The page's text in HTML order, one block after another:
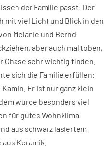
der Familie passt: Der
mit viel Licht und Blick in den
Melanie und Bernd
aber auch mal toben,
Chase sehr wichtig finden.
sich die Familie erfüllen:
Er ist nur ganz klein
wurde besonders viel
für gutes Wohnklima
aus schwarz lasiertem
Keramik.